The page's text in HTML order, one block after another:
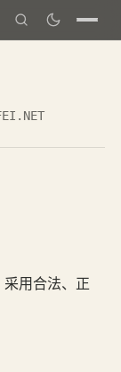
采用合法、正